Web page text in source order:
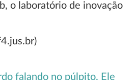
o laboratório de inovação